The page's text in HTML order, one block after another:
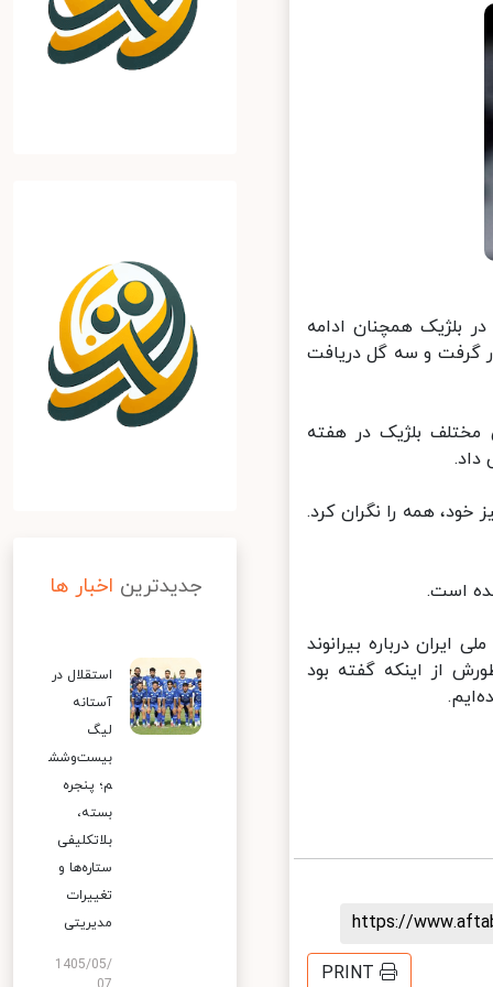
بلژیک همچنان ادامه
گرفت و سه گل دریافت
مختلف بلژیک در هفته
خود، همه را نگران کرد.
است.
درباره بیرانوند
از اینکه گفته بود
https://
PRINT
جدیدترین اخبار ها
استقلال در
آستانه
لیگ
بیست‌وشش
م؛ پنجره
بسته،
بلاتکلیفی
ستاره‌ها و
تغییرات
مدیریتی
1405/05/